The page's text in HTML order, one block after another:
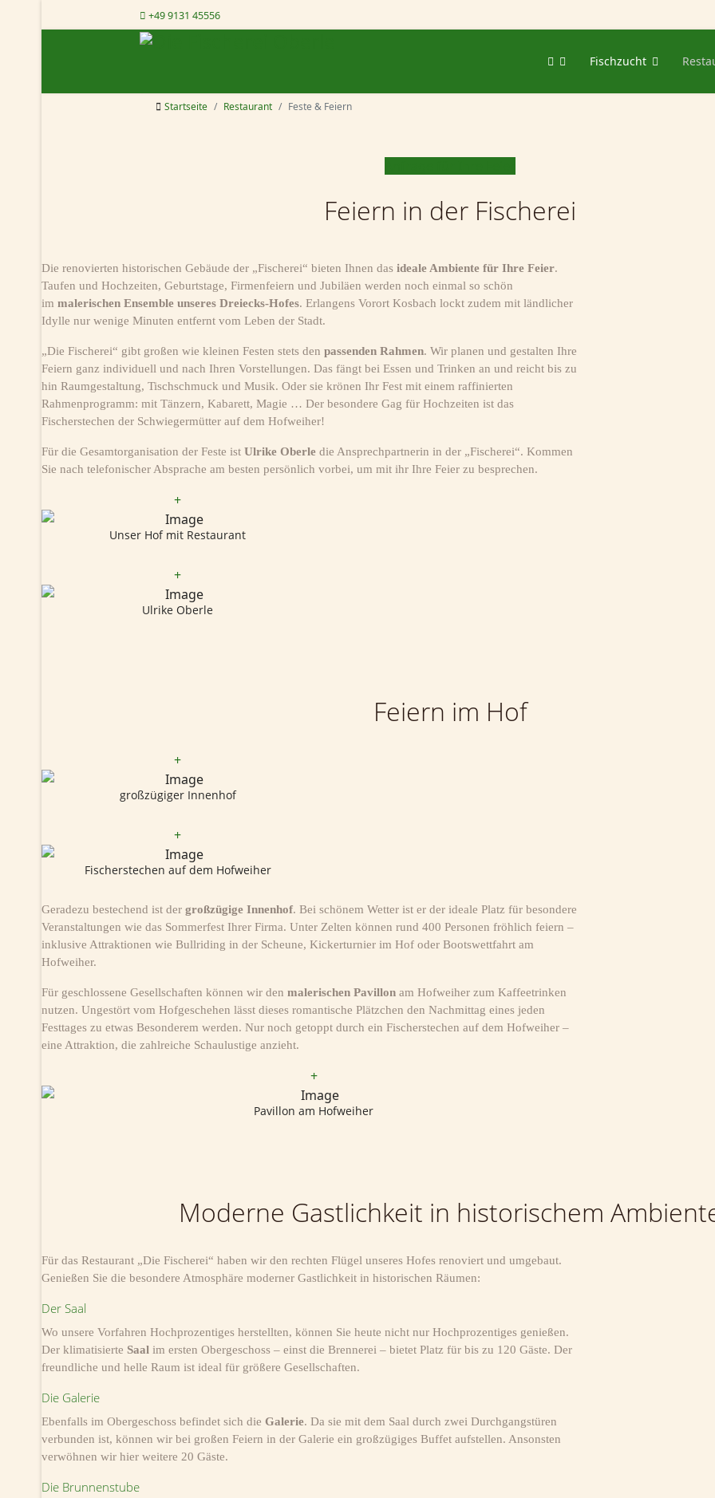
+49 9131 45556
Fischzucht
Startseite Restaurant Feste & Feiern
Feiern in der Fischerei
Die renovierten historischen Gebäude der „Fischerei“ bieten Ihnen das ideale Ambiente für Ihre Feier.
Taufen und Hochzeiten, Geburtstage, Firmenfeiern und Jubiläen werden noch einmal so schön
im malerischen Ensemble unseres Dreiecks-Hofes. Erlangens Vorort Kosbach lockt zudem mit ländlicher
Idylle nur wenige Minuten entfernt vom Leben der Stadt.
„Die Fischerei“ gibt großen wie kleinen Festen stets den passenden Rahmen. Wir planen und gestalten Ihre
Feiern ganz individuell und nach Ihren Vorstellungen. Das fängt bei Essen und Trinken an und reicht bis zu
hin Raumgestaltung, Tischschmuck und Musik. Oder sie krönen Ihr Fest mit einem raffinierten
Rahmenprogramm: mit Tänzern, Kabarett, Magie … Der besondere Gag für Hochzeiten ist das
Fischerstechen der Schwiegermütter auf dem Hofweiher!
Für die Gesamtorganisation der Feste ist Ulrike Oberle die Ansprechpartnerin in der „Fischerei“. Kommen
Sie nach telefonischer Absprache am besten persönlich vorbei, um mit ihr Ihre Feier zu besprechen.
+
Unser Hof mit Restaurant
+
Ulrike Oberle
Feiern im Hof
+
großzügiger Innenhof
+
Fischerstechen auf dem Hofweiher
Geradezu bestechend ist der großzügige Innenhof. Bei schönem Wetter ist er der ideale Platz für besondere
Veranstaltungen wie das Sommerfest Ihrer Firma. Unter Zelten können rund 400 Personen fröhlich feiern –
inklusive Attraktionen wie Bullriding in der Scheune, Kickerturnier im Hof oder Bootswettfahrt am
Hofweiher.
Für geschlossene Gesellschaften können wir den malerischen Pavillon am Hofweiher zum Kaffeetrinken
nutzen. Ungestört vom Hofgeschehen lässt dieses romantische Plätzchen den Nachmittag eines jeden
Festtages zu etwas Besonderem werden. Nur noch getoppt durch ein Fischerstechen auf dem Hofweiher –
eine Attraktion, die zahlreiche Schaulustige anzieht.
+
Pavillon am Hofweiher
Moderne Gastlichkeit in historischem
Für das Restaurant „Die Fischerei“ haben wir den rechten Flügel unseres Hofes renoviert und umgebaut.
Genießen Sie die besondere Atmosphäre moderner Gastlichkeit in historischen Räumen:
Der Saal
Wo unsere Vorfahren Hochprozentiges herstellten, können Sie heute nicht nur Hochprozentiges genießen.
Der klimatisierte Saal im ersten Obergeschoss – einst die Brennerei – bietet Platz für bis zu 120 Gäste. Der
freundliche und helle Raum ist ideal für größere Gesellschaften.
Die Galerie
Ebenfalls im Obergeschoss befindet sich die Galerie. Da sie mit dem Saal durch zwei Durchgangstüren
verbunden ist, können wir bei großen Feiern in der Galerie ein großzügiges Buffet aufstellen. Ansonsten
verwöhnen wir hier weitere 20 Gäste.
Die Brunnenstube